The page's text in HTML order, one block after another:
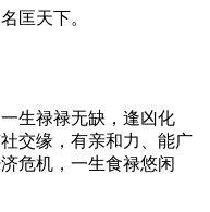
匡天下。
生禄禄无缺，逢凶化
交缘，有亲和力、能广
危机，一生食禄悠闲